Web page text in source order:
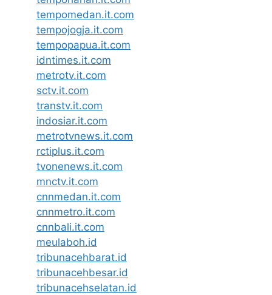
tempomedan.it.com
tempojogja.it.com
tempopapua.it.com
idntimes.it.com
metrotv.it.com
sctv.it.com
transtv.it.com
indosiar.it.com
metrotvnews.it.com
rctiplus.it.com
tvonenews.it.com
mnctv.it.com
cnnmedan.it.com
cnnmetro.it.com
cnnbali.it.com
meulaboh.id
tribunacehbarat.id
tribunacehbesar.id
tribunacehselatan.id